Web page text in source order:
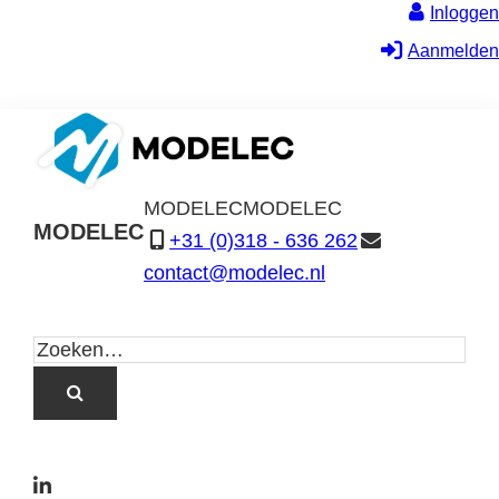
Inloggen
Aanmelden
MODELEC
MODELECMODELEC
+31 (0)318 - 636 262
contact@modelec.nl
L